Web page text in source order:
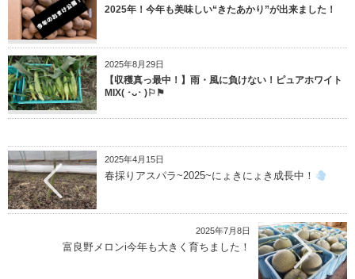
2025年！今年も美味しい“きたあかり”が出来ました！
2025年8月29日
【収穫真っ最中！】雨・風に負けない！ピュアホワイト
MIX( ･ᴗ･ )⚐⚑
2025年4月15日
春採りアスパラ~2025~にょきにょき成長中！
2025年7月8日
富良野メロンi今年も大きく育ちました！